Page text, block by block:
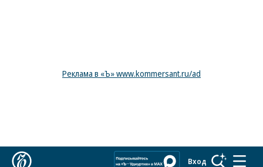
Реклама в «Ъ» www.kommersant.ru/ad
Вход